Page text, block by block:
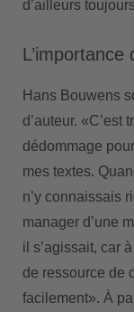
d’ailleurs
L’importance
Hans Bouwens
d’auteur. «C’est
dédommage
mes textes.
n’y connaissais
manager d’une
il s’agissait, car
de ressource de
facilement». À